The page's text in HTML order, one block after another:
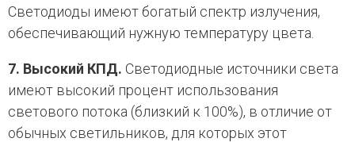
Светодиоды имеют богатый спектр излучения,
обеспечивающий нужную температуру цвета.
7. Высокий КПД. Светодиодные источники света
имеют высокий процент использования
светового потока (близкий к 100%), в отличие от
обычных светильников, для которых этот